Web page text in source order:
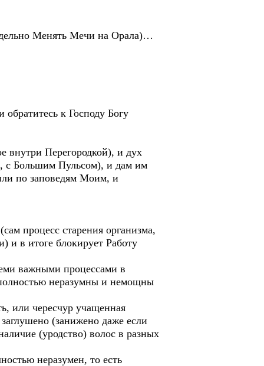
Менять Мечи на Орала)…
к Господу Богу
внутри Перегородкой), и дух
с Большим Пульсом), и дам им
по заповедям Моим, и
процесс старения организма,
и в итоге блокирует Работу
важными процессами в
неразумны и немощны
или чересчур учащенная
(занижено даже если
(уродство) волос в разных
неразумен, то есть